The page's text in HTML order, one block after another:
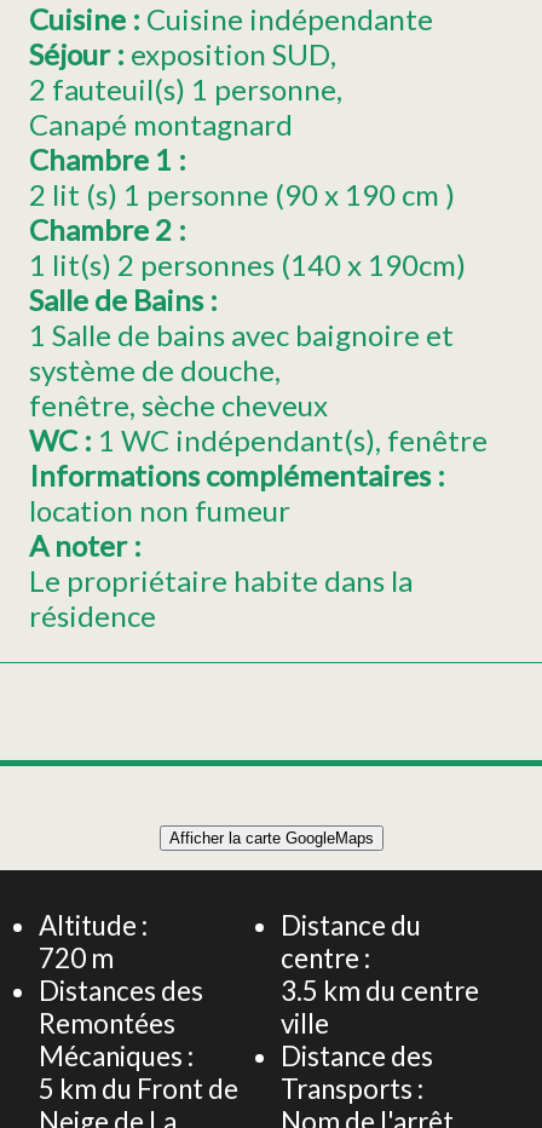
Cuisine : Cuisine indépendante
Séjour : exposition SUD
2 fauteuil(s) 1 personne
Canapé montagnard
Chambre 1 :
2
lit (s) 1 personne (90 x 190 cm )
Chambre 2 :
1 lit(s) 2 personnes (140 x 190cm)
Salle de Bains :
1 Salle de bains avec baignoire et
système de douche
fenêtre sèche cheveux
WC : 1 WC indépendant(s) fenêtre
Informations complémentaires :
location non fumeur
A noter :
Le propriétaire habite dans la
résidence
Afficher la carte GoogleMaps
Altitude :
720 m
Distances des
Remontées
Mécaniques :
5 km du Front de
Distance du
centre :
3.5 km du centre
ville
Distance des
Transports :